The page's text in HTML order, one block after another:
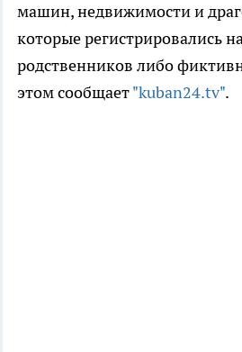
машин, недвижимости и
которые регистрировались
родственников либо
этом сообщает"kuban24.tv".